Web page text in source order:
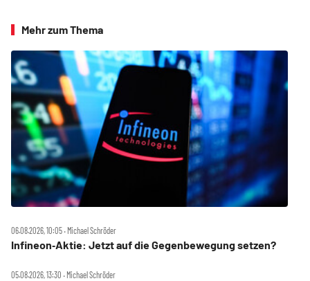
Mehr zum Thema
06.08.2026, 10:05 ‧ Michael Schröder
Infineon‑Aktie: Jetzt auf die Gegenbewegung setzen?
05.08.2026, 13:30 ‧ Michael Schröder